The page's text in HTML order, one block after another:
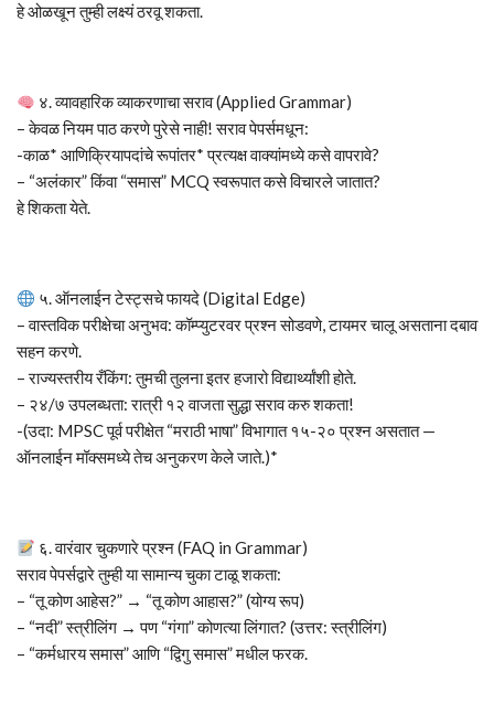
हे ओळखून तुम्ही लक्ष्यं ठरवू शकता.
४. व्यावहारिक व्याकरणाचा सराव (Applied Grammar)
– केवळ नियम पाठ करणे पुरेसे नाही! सराव पेपर्समधून:
-काळ* आणिक्रियापदांचे रूपांतर* प्रत्यक्ष वाक्यांमध्ये कसे वापरावे?
– “अलंकार” किंवा “समास” MCQ स्वरूपात कसे विचारले जातात?
हे शिकता येते.
५. ऑनलाईन टेस्ट्सचे फायदे (Digital Edge)
– वास्तविक परीक्षेचा अनुभव: कॉम्प्युटरवर प्रश्न सोडवणे, टायमर चालू असताना दबाव
सहन करणे.
– राज्यस्तरीय रँकिंग: तुमची तुलना इतर हजारो विद्यार्थ्यांशी होते.
– २४/७ उपलब्धता: रात्री १२ वाजता सुद्धा सराव करु शकता!
-(उदा: MPSC पूर्व परीक्षेत “मराठी भाषा” विभागात १५-२० प्रश्न असतात —
ऑनलाईन मॉक्समध्ये तेच अनुकरण केले जाते.)*
६. वारंवार चुकणारे प्रश्न (FAQ in Grammar)
सराव पेपर्सद्वारे तुम्ही या सामान्य चुका टाळू शकता:
– “तू कोण आहेस?” → “तू कोण आहास?” (योग्य रूप)
– “नदी” स्त्रीलिंग → पण “गंगा” कोणत्या लिंगात? (उत्तर: स्त्रीलिंग)
– “कर्मधारय समास” आणि “द्विगु समास” मधील फरक.